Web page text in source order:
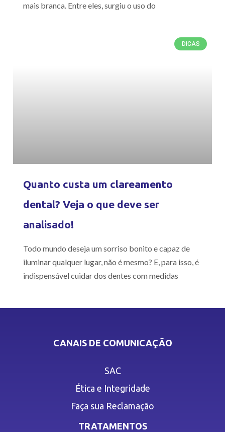
mais branca. Entre eles, surgiu o uso do
DICAS
Quanto custa um clareamento
dental? Veja o que deve ser
analisado!
Todo mundo deseja um sorriso bonito e capaz de
iluminar qualquer lugar, não é mesmo? E, para isso, é
indispensável cuidar dos dentes com medidas
CANAIS DE COMUNICAÇÃO
SAC
Ética e Integridade
Faça sua Reclamação
TRATAMENTOS